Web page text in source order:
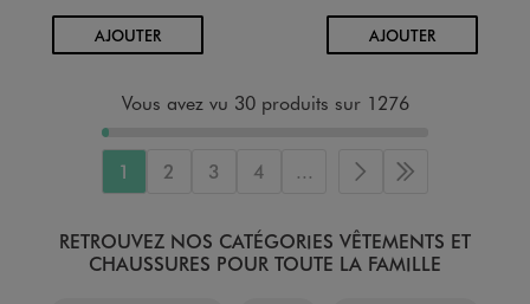
AJOUTERAU PANIER AJOUTERAU PANIER
Vous avez vu 30 produits sur 1276
1 2 3 4 ... Page suivante
Dernière page
RETROUVEZ NOS CATÉGORIES VÊTEMENTS ET
CHAUSSURES POUR TOUTE LA FAMILLE